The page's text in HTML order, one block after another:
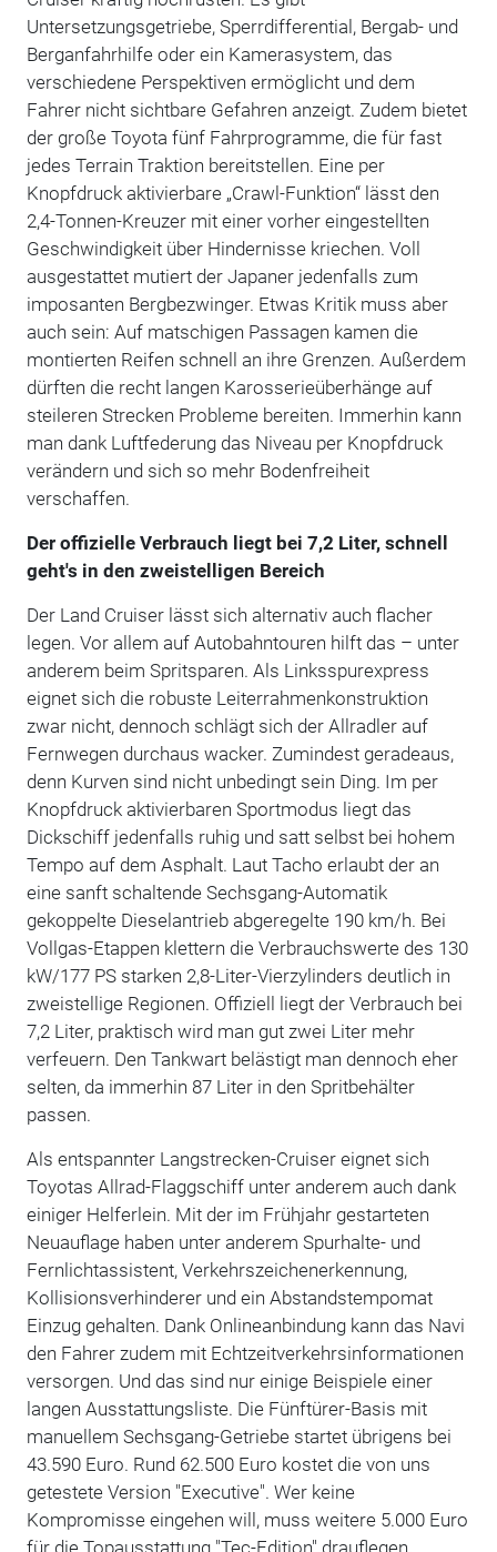
Untersetzungsgetriebe, Sperrdifferential, Bergab- und
Berganfahrhilfe oder ein Kamerasystem, das
verschiedene Perspektiven ermöglicht und dem
Fahrer nicht sichtbare Gefahren anzeigt. Zudem bietet
der große Toyota fünf Fahrprogramme, die für fast
jedes Terrain Traktion bereitstellen. Eine per
Knopfdruck aktivierbare „Crawl-Funktion“ lässt den
2,4-Tonnen-Kreuzer mit einer vorher eingestellten
Geschwindigkeit über Hindernisse kriechen. Voll
ausgestattet mutiert der Japaner jedenfalls zum
imposanten Bergbezwinger. Etwas Kritik muss aber
auch sein: Auf matschigen Passagen kamen die
montierten Reifen schnell an ihre Grenzen. Außerdem
dürften die recht langen Karosserieüberhänge auf
steileren Strecken Probleme bereiten. Immerhin kann
man dank Luftfederung das Niveau per Knopfdruck
verändern und sich so mehr Bodenfreiheit
verschaffen.
Der offizielle Verbrauch liegt bei 7,2 Liter, schnell
geht's in den zweistelligen Bereich
Der Land Cruiser lässt sich alternativ auch flacher
legen. Vor allem auf Autobahntouren hilft das – unter
anderem beim Spritsparen. Als Linksspurexpress
eignet sich die robuste Leiterrahmenkonstruktion
zwar nicht, dennoch schlägt sich der Allradler auf
Fernwegen durchaus wacker. Zumindest geradeaus,
denn Kurven sind nicht unbedingt sein Ding. Im per
Knopfdruck aktivierbaren Sportmodus liegt das
Dickschiff jedenfalls ruhig und satt selbst bei hohem
Tempo auf dem Asphalt. Laut Tacho erlaubt der an
eine sanft schaltende Sechsgang-Automatik
gekoppelte Dieselantrieb abgeregelte 190 km/h. Bei
Vollgas-Etappen klettern die Verbrauchswerte des 130
kW/177 PS starken 2,8-Liter-Vierzylinders deutlich in
zweistellige Regionen. Offiziell liegt der Verbrauch bei
7,2 Liter, praktisch wird man gut zwei Liter mehr
verfeuern. Den Tankwart belästigt man dennoch eher
selten, da immerhin 87 Liter in den Spritbehälter
passen.
Als entspannter Langstrecken-Cruiser eignet sich
Toyotas Allrad-Flaggschiff unter anderem auch dank
einiger Helferlein. Mit der im Frühjahr gestarteten
Neuauflage haben unter anderem Spurhalte- und
Fernlichtassistent, Verkehrszeichenerkennung,
Kollisionsverhinderer und ein Abstandstempomat
Einzug gehalten. Dank Onlineanbindung kann das Navi
den Fahrer zudem mit Echtzeitverkehrsinformationen
versorgen. Und das sind nur einige Beispiele einer
langen Ausstattungsliste. Die Fünftürer-Basis mit
manuellem Sechsgang-Getriebe startet übrigens bei
43.590 Euro. Rund 62.500 Euro kostet die von uns
getestete Version "Executive". Wer keine
Kompromisse eingehen will, muss weitere 5.000 Euro
für die Topausstattung "Tec-Edition" drauflegen.